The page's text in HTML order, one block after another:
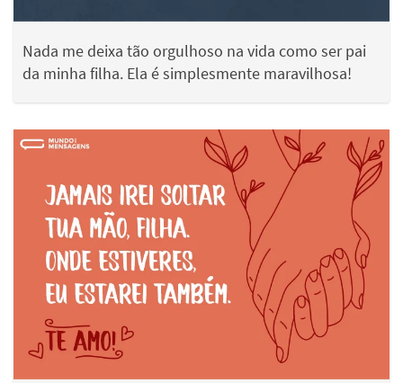
Nada me deixa tão orgulhoso na vida como ser pai
da minha filha. Ela é simplesmente maravilhosa!